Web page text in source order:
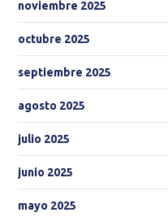
noviembre 2025
octubre 2025
septiembre 2025
agosto 2025
julio 2025
junio 2025
mayo 2025